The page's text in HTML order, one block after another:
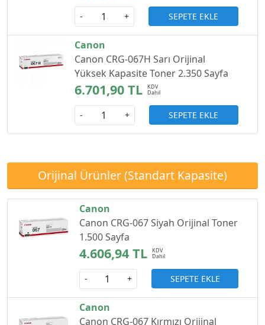
- + SEPETE EKLE
Canon
Canon CRG-067H Sarı Orijinal
Yüksek Kapasite Toner 2.350 Sayfa
6.701,90 TL
- + SEPETE EKLE
Orijinal Ürünler (Standart Kapasite)
Canon
Canon CRG-067 Siyah Orijinal Toner
1.500 Sayfa
4.606,94 TL
- + SEPETE EKLE
Canon
Canon CRG-067 Kırmızı Orijinal